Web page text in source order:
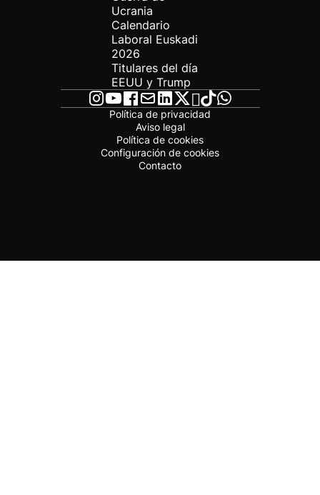
Ucrania
Calendario
Laboral Euskadi
2026
Titulares del día
EEUU y Trump
Política de privacidad
Aviso legal
Política de cookies
Configuración de cookies
Contacto